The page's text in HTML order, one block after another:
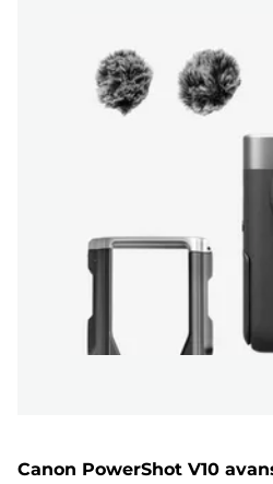
Canon PowerShot V10